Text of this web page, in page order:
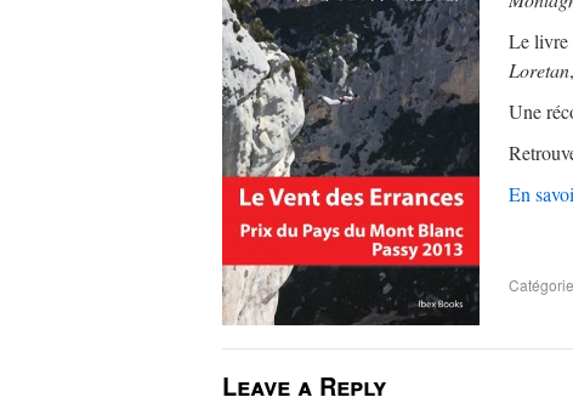
Le livre
Loretan
Une
En
Leave a Reply